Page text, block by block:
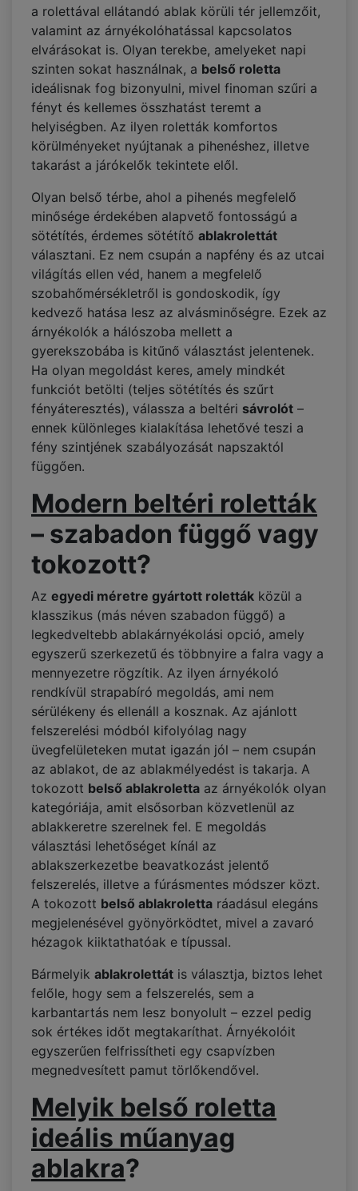
a rolettával ellátandó ablak körüli tér jellemzőit,
valamint az árnyékolóhatással kapcsolatos
elvárásokat is. Olyan terekbe, amelyeket napi
szinten sokat használnak, a belső roletta
ideálisnak fog bizonyulni, mivel finoman szűri a
fényt és kellemes összhatást teremt a
helyiségben. Az ilyen roletták komfortos
körülményeket nyújtanak a pihenéshez, illetve
takarást a járókelők tekintete elől.
Olyan belső térbe, ahol a pihenés megfelelő
minősége érdekében alapvető fontosságú a
sötétítés, érdemes sötétítő ablakrolettát
választani. Ez nem csupán a napfény és az utcai
világítás ellen véd, hanem a megfelelő
szobahőmérsékletről is gondoskodik, így
kedvező hatása lesz az alvásminőségre. Ezek az
árnyékolók a hálószoba mellett a
gyerekszobába is kitűnő választást jelentenek.
Ha olyan megoldást keres, amely mindkét
funkciót betölti (teljes sötétítés és szűrt
fényáteresztés), válassza a beltéri sávrolót –
ennek különleges kialakítása lehetővé teszi a
fény szintjének szabályozását napszaktól
függően.
Modern beltéri roletták
– szabadon függő vagy
tokozott?
Az egyedi méretre gyártott roletták közül a
klasszikus (más néven szabadon függő) a
legkedveltebb ablakárnyékolási opció, amely
egyszerű szerkezetű és többnyire a falra vagy a
mennyezetre rögzítik. Az ilyen árnyékoló
rendkívül strapabíró megoldás, ami nem
sérülékeny és ellenáll a kosznak. Az ajánlott
felszerelési módból kifolyólag nagy
üvegfelületeken mutat igazán jól – nem csupán
az ablakot, de az ablakmélyedést is takarja. A
tokozott belső ablakroletta az árnyékolók olyan
kategóriája, amit elsősorban közvetlenül az
ablakkeretre szerelnek fel. E megoldás
választási lehetőséget kínál az
ablakszerkezetbe beavatkozást jelentő
felszerelés, illetve a fúrásmentes módszer közt.
A tokozott belső ablakroletta ráadásul elegáns
megjelenésével gyönyörködtet, mivel a zavaró
hézagok kiiktathatóak e típussal.
Bármelyik ablakrolettát is választja, biztos lehet
felőle, hogy sem a felszerelés, sem a
karbantartás nem lesz bonyolult – ezzel pedig
sok értékes időt megtakaríthat. Árnyékolóit
egyszerűen felfrissítheti egy csapvízben
megnedvesített pamut törlőkendővel.
Melyik belső roletta
ideális műanyag
ablakra?